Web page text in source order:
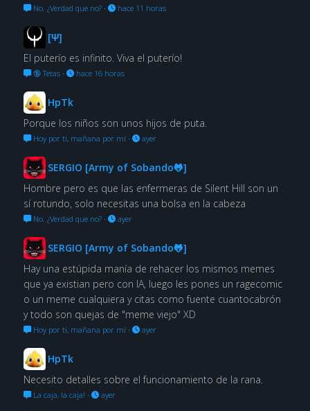
No. ¿Verdad que no?· hace 11 horas
[Ψ]
El puterío es infinito. Viva el puterío!
🔞 Tetas· hace 16 horas
HpTk
Porque los niños son unos hijos de puta.
Hoy por ti, mañana por mí· ayer
SERGIO [Army of Sobando🐸]
Hombre pero es que las enfermeras de Silent Hill son un
sí rotundo, solo necesitas una bolsa en la cabeza
No. ¿Verdad que no?· ayer
SERGIO [Army of Sobando🐸]
Hay una estúpida manía de rehacer los mismos memes
que ya existian pero con IA, luego les pones un ragecomic
o un meme cualquiera y citas como fuente cuantocabrón
y todo son quejas de "meme viejo" XD
Hoy por ti, mañana por mí· ayer
HpTk
Necesito detalles sobre el funcionamiento de la rana.
La caja, la caja! · ayer